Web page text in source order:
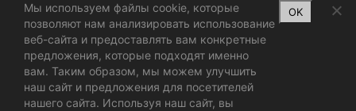
Мы используем файлы cookie, которые
позволяют нам анализировать использование
веб-сайта и предоставлять вам конкретные
предложения, которые подходят именно
вам. Таким образом, мы можем улучшить
наш сайт и предложения для посетителей
нашего сайта. Используя наш сайт, вы
OK